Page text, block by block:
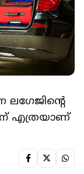
എത്രയാണ്